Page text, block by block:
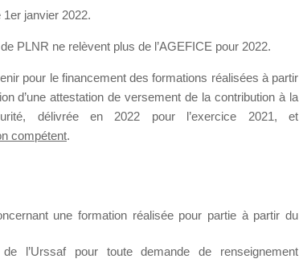
à Propositions Mallette du Dirigeant.
message ou poser une question.
1er janvier 2022.
PLNR ne relèvent plus de l’AGEFICE pour 2022.
pour le financement des formations réalisées à partir
d’une attestation de versement de la contribution à la
délivrée en 2022 pour l’exercice 2021, et
compétent.
une formation réalisée pour partie à partir du
l’Urssaf pour toute demande de renseignement